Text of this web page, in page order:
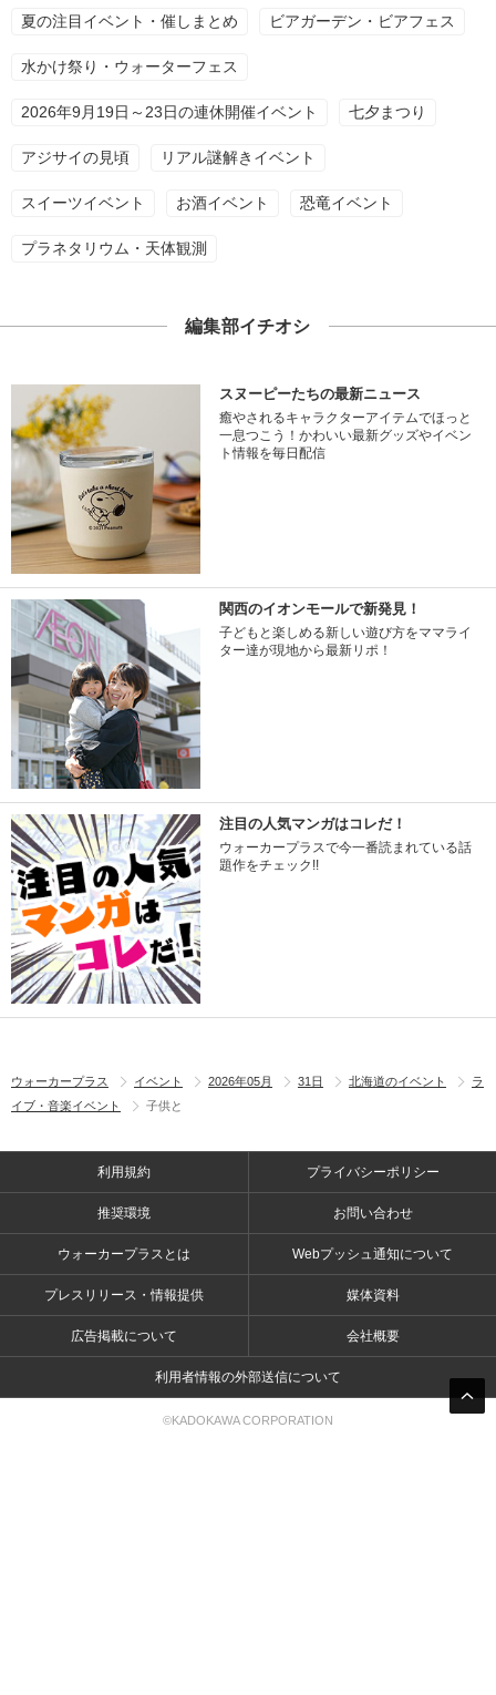
夏の注目イベント・催しまとめ ビアガーデン・ビアフェス
水かけ祭り・ウォーターフェス
2026年9月19日～23日の連休開催イベント 七夕まつり
アジサイの見頃 リアル謎解きイベント
スイーツイベント お酒イベント 恐竜イベント
プラネタリウム・天体観測
編集部イチオシ
スヌーピーたちの最新ニュース
癒やされるキャラクターアイテムでほっと
一息つこう！かわいい最新グッズやイベン
ト情報を毎日配信
関西のイオンモールで新発見！
子どもと楽しめる新しい遊び方をママライ
ター達が現地から最新リポ！
注目の人気マンガはコレだ！
ウォーカープラスで今一番読まれている話
題作をチェック!!
ウォーカープラス イベント 2026年05月 31日 北海道のイベント
ラ
イブ・音楽イベント
子供と
利用規約 プライバシーポリシー
推奨環境 お問い合わせ
ウォーカープラスとは Webプッシュ通知について
プレスリリース・情報提供 媒体資料
広告掲載について 会社概要
利用者情報の外部送信について
©KADOKAWA CORPORATION